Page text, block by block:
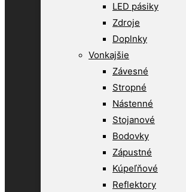
LED pásiky
Zdroje
Doplnky
Vonkajšie
Závesné
Stropné
Nástenné
Stojanové
Bodovky
Zápustné
Kúpeľňové
Reflektory